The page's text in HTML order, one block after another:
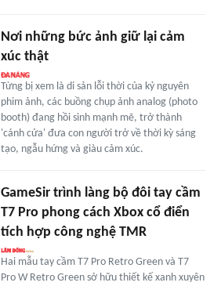
Nơi những bức ảnh giữ lại cảm
xúc thật
Từng bị xem là di sản lỗi thời của kỷ nguyên
phim ảnh, các buồng chụp ảnh analog (photo
booth) đang hồi sinh mạnh mẽ, trở thành
'cánh cửa' đưa con người trở về thời kỳ sáng
tạo, ngẫu hứng và giàu cảm xúc.
GameSir trình làng bộ đôi tay cầm
T7 Pro phong cách Xbox cổ điển
tích hợp công nghệ TMR
Hai mẫu tay cầm T7 Pro Retro Green và T7
Pro W Retro Green sở hữu thiết kế xanh xuyên